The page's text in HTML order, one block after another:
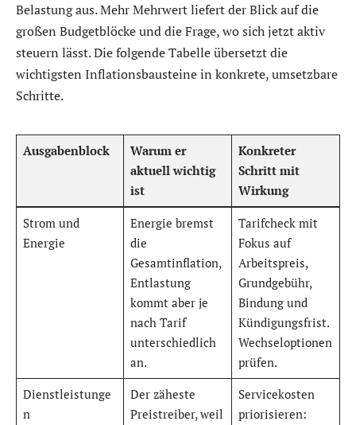
Belastung aus. Mehr Mehrwert liefert der Blick auf die
großen Budgetblöcke und die Frage, wo sich jetzt aktiv
steuern lässt. Die folgende Tabelle übersetzt die
wichtigsten Inflationsbausteine in konkrete, umsetzbare
Schritte.
Ausgabenblock
Warum er
aktuell wichtig
ist
Konkreter
Schritt mit
Wirkung
Strom und
Energie
Energie bremst
die
Gesamtinflation,
Entlastung
kommt aber je
nach Tarif
unterschiedlich
an.
Tarifcheck mit
Fokus auf
Arbeitspreis,
Grundgebühr,
Bindung und
Kündigungsfrist.
Wechseloptionen
prüfen.
Dienstleistunge
n
Der zäheste
Preistreiber, weil
Servicekosten
priorisieren: